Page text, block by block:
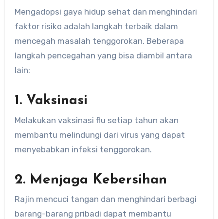
Mengadopsi gaya hidup sehat dan menghindari
faktor risiko adalah langkah terbaik dalam
mencegah masalah tenggorokan. Beberapa
langkah pencegahan yang bisa diambil antara
lain:
1. Vaksinasi
Melakukan vaksinasi flu setiap tahun akan
membantu melindungi dari virus yang dapat
menyebabkan infeksi tenggorokan.
2. Menjaga Kebersihan
Rajin mencuci tangan dan menghindari berbagi
barang-barang pribadi dapat membantu